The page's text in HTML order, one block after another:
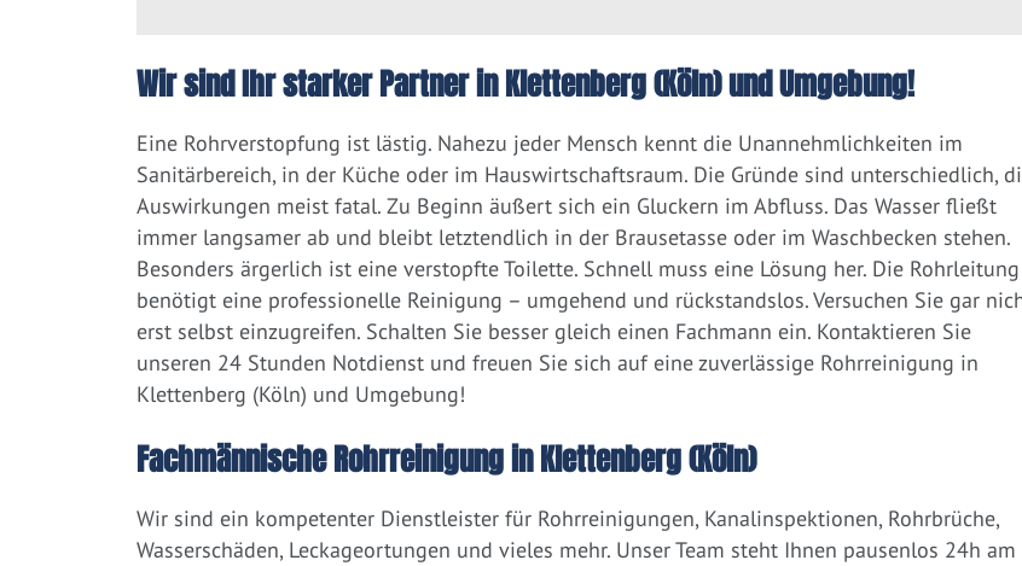
Wir sind Ihr starker Partner in Klettenberg (Köln) und Umgebung!
Eine Rohrverstopfung ist lästig. Nahezu jeder Mensch kennt die Unannehmlichkeiten im
Sanitärbereich, in der Küche oder im Hauswirtschaftsraum. Die Gründe sind unterschiedlich,
Auswirkungen meist fatal. Zu Beginn äußert sich ein Gluckern im Abfluss. Das Wasser fließt
immer langsamer ab und bleibt letztendlich in der Brausetasse oder im Waschbecken stehen.
Besonders ärgerlich ist eine verstopfte Toilette. Schnell muss eine Lösung her. Die Rohrleitung
benötigt eine professionelle Reinigung – umgehend und rückstandslos. Versuchen Sie gar
erst selbst einzugreifen. Schalten Sie besser gleich einen Fachmann ein. Kontaktieren Sie
unseren 24 Stunden Notdienst und freuen Sie sich auf eine zuverlässige Rohrreinigung in
Klettenberg (Köln) und Umgebung!
Fachmännische Rohrreinigung in Klettenberg (Köln)
Wir sind ein kompetenter Dienstleister für Rohrreinigungen, Kanalinspektionen, Rohrbrüche,
Wasserschäden, Leckageortungen und vieles mehr. Unser Team steht Ihnen pausenlos 24h am